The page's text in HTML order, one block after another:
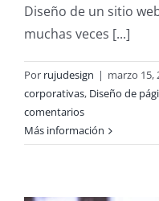
Diseño de un sitio
muchas veces [...]
Por rujudesign | marzo 15,
corporativas, Diseño de
comentarios
Más información